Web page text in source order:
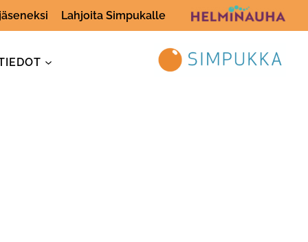
Lahjoita Simpukalle